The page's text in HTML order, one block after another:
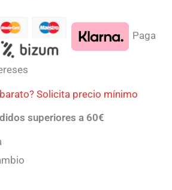
Paga
Solicita precio mínimo
superiores a 60€